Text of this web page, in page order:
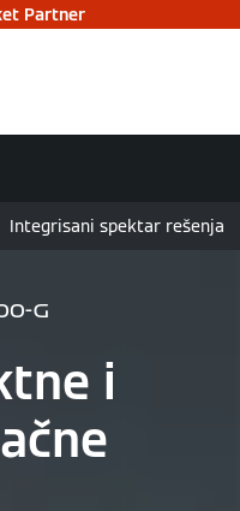
Partner
Integrisani spektar rešenja
G
i